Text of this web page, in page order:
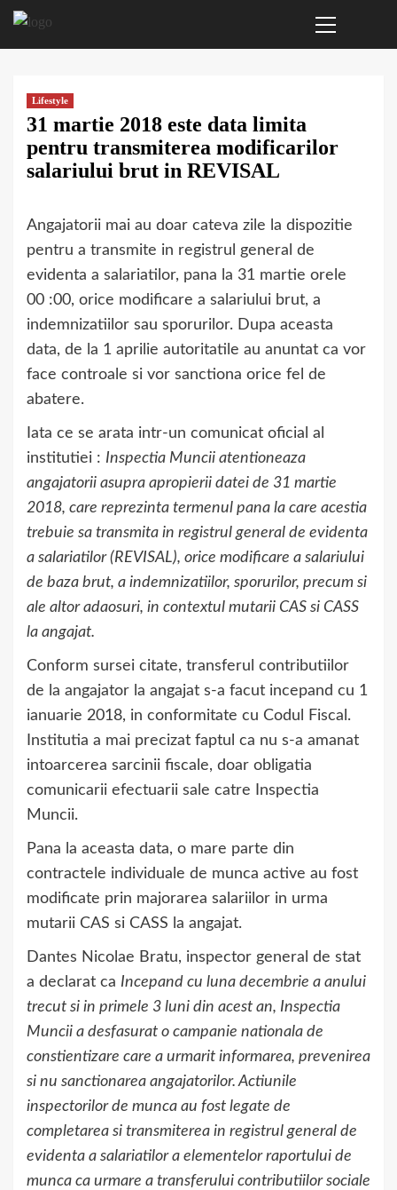
Sari
Menu
Lifestyle
31 martie 2018 este data limita
pentru transmiterea modificarilor
salariului brut in REVISAL
Angajatorii mai au doar cateva zile la dispozitie
pentru a transmite in registrul general de
evidenta a salariatilor, pana la 31 martie orele
00 :00, orice modificare a salariului brut, a
indemnizatiilor sau sporurilor. Dupa aceasta
data, de la 1 aprilie autoritatile au anuntat ca vor
face controale si vor sanctiona orice fel de
abatere.
Iata ce se arata intr-un comunicat oficial al
institutiei : Inspectia Muncii atentioneaza
angajatorii asupra apropierii datei de 31 martie
2018, care reprezinta termenul pana la care acestia
trebuie sa transmita in registrul general de evidenta
a salariatilor (REVISAL), orice modificare a salariului
de baza brut, a indemnizatiilor, sporurilor, precum si
ale altor adaosuri, in contextul mutarii CAS si CASS
la angajat.
Conform sursei citate, transferul contributiilor
de la angajator la angajat s-a facut incepand cu 1
ianuarie 2018, in conformitate cu Codul Fiscal.
Institutia a mai precizat faptul ca nu s-a amanat
intoarcerea sarcinii fiscale, doar obligatia
comunicarii efectuarii sale catre Inspectia
Muncii.
Pana la aceasta data, o mare parte din
contractele individuale de munca active au fost
modificate prin majorarea salariilor in urma
mutarii CAS si CASS la angajat.
Dantes Nicolae Bratu, inspector general de stat
a declarat ca Incepand cu luna decembrie a anului
trecut si in primele 3 luni din acest an, Inspectia
Muncii a desfasurat o campanie nationala de
constientizare care a urmarit informarea, prevenirea
si nu sanctionarea angajatorilor. Actiunile
inspectorilor de munca au fost legate de
completarea si transmiterea in registrul general de
evidenta a salariatilor a elementelor raportului de
munca ca urmare a transferului contributiilor sociale